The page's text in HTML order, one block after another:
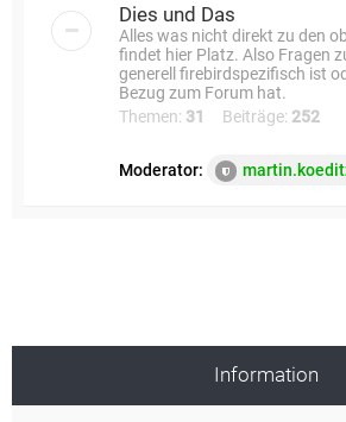
Dies und Das
Alles was nicht direkt zu den
findet hier Platz. Also Fragen
generell firebirdspezifisch ist
Bezug zum Forum hat.
Themen: 31 Beiträge: 252
Moderator:
Information